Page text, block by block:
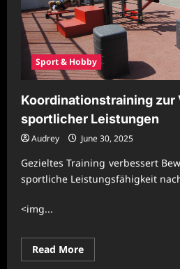
Sport & Hobby
Koordinationstraining zur
sportlicher Leistungen
Audrey June 30, 2025
Gezieltes Training verbessert
sportliche Leistungsfähigkeit
<img...
Read MoreRead
more